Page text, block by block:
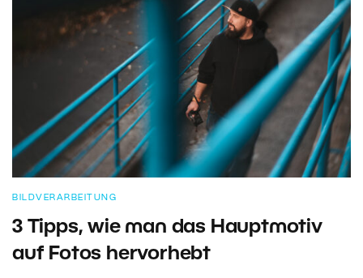
BILDVERARBEITUNG
3 Tipps, wie man das Hauptmotiv
auf Fotos hervorhebt